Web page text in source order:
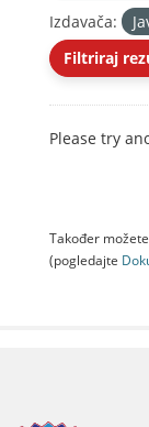
Izdavača:
Filtriraj
Please try
Također
(pogledajte